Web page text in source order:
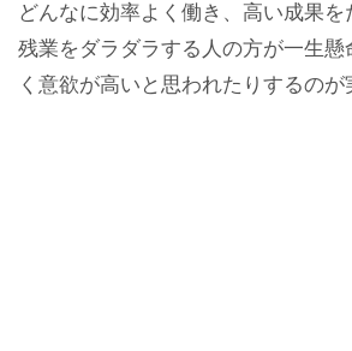
どんなに効率よく働き、高い成果
残業をダラダラする人の方が一生懸
く意欲が高いと思われたりするのが